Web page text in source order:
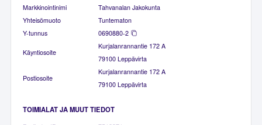
Markkinointinimi
Tahvanalan Jakokunta
Yhteisömuoto
Tuntematon
Y-tunnus
0690880-2
Käyntiosoite
Kurjalanrannantie 172 A
79100 Leppävirta
Postiosoite
Kurjalanrannantie 172 A
79100 Leppävirta
TOIMIALAT JA MUUT TIEDOT